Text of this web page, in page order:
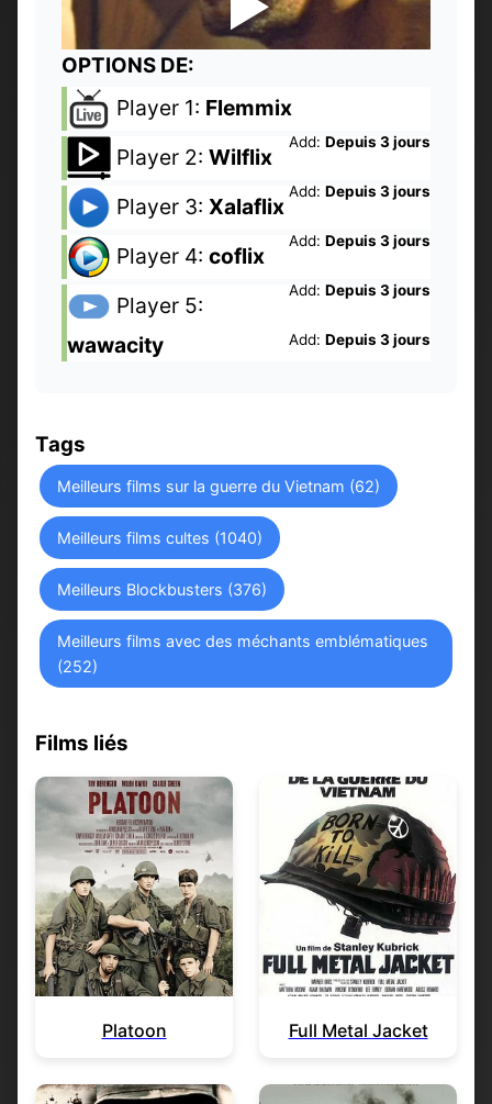
OPTIONS DE:
Player 1: Flemmix
Add: Depuis 3 jours
Player 2: Wilflix
Add: Depuis 3 jours
Player 3: Xalaflix
Add: Depuis 3 jours
Player 4: coflix
Add: Depuis 3 jours
Player 5:
wawacity
Add: Depuis 3 jours
Tags
Meilleurs films sur la guerre du Vietnam (62)
Meilleurs films cultes (1040)
Meilleurs Blockbusters (376)
Meilleurs films avec des méchants emblématiques
(252)
Films liés
Platoon Full Metal Jacket